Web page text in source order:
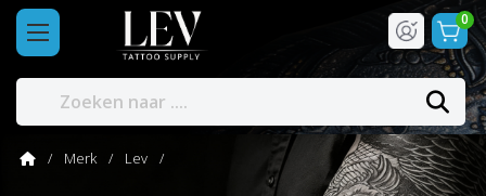
0
Merk Lev